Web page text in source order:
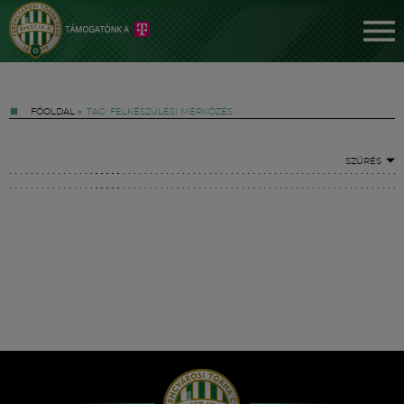
FŐOLDAL » TAG: FELKÉSZÜLÉSI MÉRKŐZÉS
SZŰRÉS
Hírek